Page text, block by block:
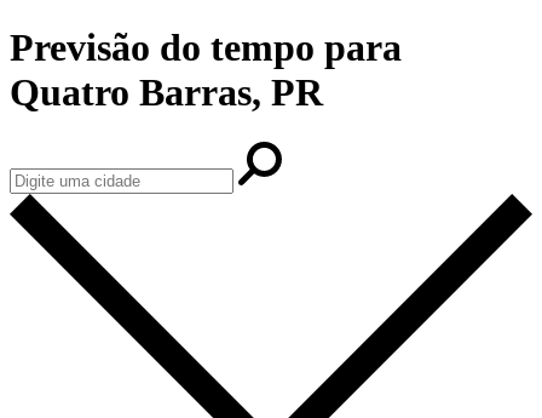
Previsão do tempo para
Quatro Barras, PR